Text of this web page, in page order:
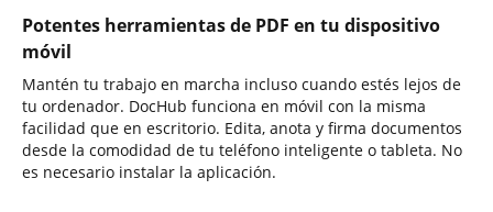
Potentes herramientas de PDF en tu dispositivo
móvil
Mantén tu trabajo en marcha incluso cuando estés lejos de
tu ordenador. DocHub funciona en móvil con la misma
facilidad que en escritorio. Edita, anota y firma documentos
desde la comodidad de tu teléfono inteligente o tableta. No
es necesario instalar la aplicación.